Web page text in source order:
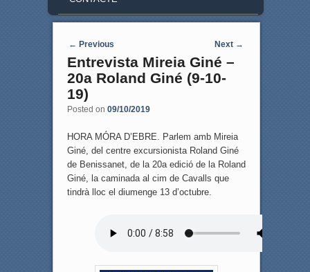
Post navigation
← Previous Next →
Entrevista Mireia Giné –
20a Roland Giné (9-10-
19)
Posted on 09/10/2019
HORA MÓRA D’EBRE. Parlem amb Mireia
Giné, del centre excursionista Roland Giné
de Benissanet, de la 20a edició de la Roland
Giné, la caminada al cim de Cavalls que
tindrà lloc el diumenge 13 d’octubre.